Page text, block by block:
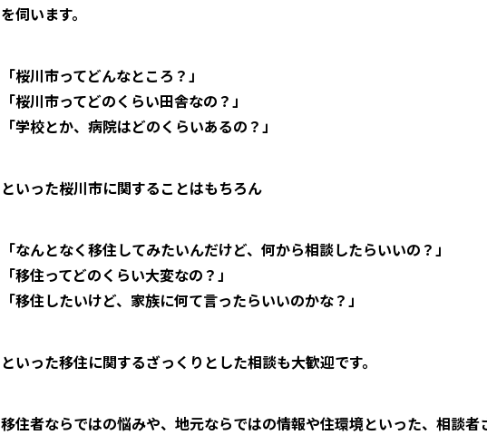
を伺います。
「桜川市ってどんなところ？」
「桜川市ってどのくらい田舎なの？」
「学校とか、病院はどのくらいあるの？」
といった桜川市に関することはもちろん
「なんとなく移住してみたいんだけど、何から相談したらいいの？」
「移住ってどのくらい大変なの？」
「移住したいけど、家族に何て言ったらいいのかな？」
といった移住に関するざっくりとした相談も大歓迎です。
移住者ならではの悩みや、地元ならではの情報や住環境といった、相談